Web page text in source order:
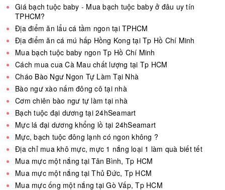
Giá bạch tuộc baby - Mua bạch tuộc baby ở đâu uy tín
TPHCM?
Địa điểm ăn lẩu cá tầm ngon tại TPHCM
Địa điểm ăn cá mú hấp Hồng Kong tại Tp Hồ Chí Minh
Mua bạch tuộc baby ngon Tp Hồ Chí Minh
Cách mua cua Cà Mau chất lượng tại Tp HCM
Cháo Bào Ngư Ngon Tự Làm Tại Nhà
Bào ngư xào nấm đông cô tại nhà
Cơm chiên bào ngư tự làm tại nhà
Bạch tuộc đại dương tại 24hSeamart
Mực lá đại dương khổng lồ tại 24hSeamart
Mực, bạch tuộc đông lạnh có ngon không ?
Địa chỉ mua khô mực, mực 1 nắng loại 1 làm quà biết tết
Mua mực một nắng tại Tân Bình, Tp HCM
Mua mực một nắng tại Thủ Đức, Tp HCM
Mua mực ống một nắng tại Gò Vấp, Tp HCM